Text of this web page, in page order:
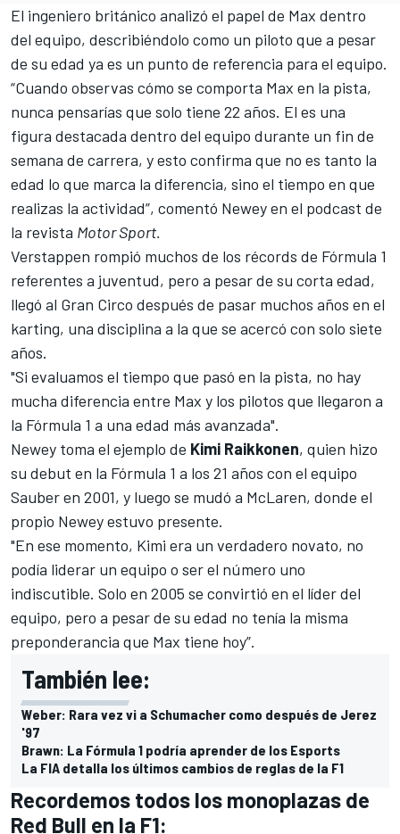
El ingeniero británico analizó el papel de Max dentro
del equipo, describiéndolo como un piloto que a pesar
de su edad ya es un punto de referencia para el equipo.
“Cuando observas cómo se comporta Max en la pista,
nunca pensarías que solo tiene 22 años. El es una
figura destacada dentro del equipo durante un fin de
semana de carrera, y esto confirma que no es tanto la
edad lo que marca la diferencia, sino el tiempo en que
realizas la actividad”, comentó Newey en el podcast de
la revista Motor Sport.
Verstappen rompió muchos de los récords de Fórmula 1
referentes a juventud, pero a pesar de su corta edad,
llegó al Gran Circo después de pasar muchos años en el
karting, una disciplina a la que se acercó con solo siete
años.
"Si evaluamos el tiempo que pasó en la pista, no hay
mucha diferencia entre Max y los pilotos que llegaron a
la Fórmula 1 a una edad más avanzada".
Newey toma el ejemplo de Kimi Raikkonen, quien hizo
su debut en la Fórmula 1 a los 21 años con el equipo
Sauber en 2001, y luego se mudó a McLaren, donde el
propio Newey estuvo presente.
"En ese momento, Kimi era un verdadero novato, no
podía liderar un equipo o ser el número uno
indiscutible. Solo en 2005 se convirtió en el líder del
equipo, pero a pesar de su edad no tenía la misma
preponderancia que Max tiene hoy”.
También lee:
Weber: Rara vez vi a Schumacher como después de Jerez
'97
Brawn: La Fórmula 1 podría aprender de los Esports
La FIA detalla los últimos cambios de reglas de la F1
Recordemos todos los monoplazas de
Red Bull en la F1: